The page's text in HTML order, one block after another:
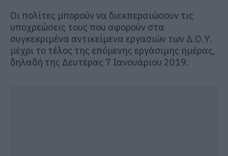
Οι πολίτες μπορούν να διεκπεραιώσουν τις
υποχρεώσεις τους που αφορούν στα
συγκεκριμένα αντικείμενα εργασιών των Δ.Ο.Υ.
μέχρι το τέλος της επόμενης εργάσιμης ημέρας,
δηλαδή της Δευτέρας 7 Ιανουάριου 2019.